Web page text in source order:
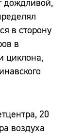
дождливой,
в сторону
в
циклона,
20
воздуха